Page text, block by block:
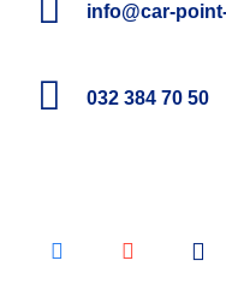
info@car-
032 384 70 50